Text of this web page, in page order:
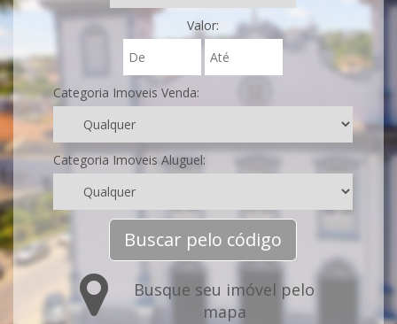
Valor:
Categoria Imoveis Venda:
Categoria Imoveis Aluguel:
Buscar pelo código
Busque seu imóvel pelo
mapa